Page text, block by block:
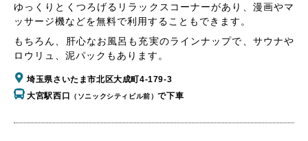
ゆっくりとくつろげるリラックスコーナーがあり、漫画やマ
ッサージ機などを無料で利用することもできます。
もちろん、肝心なお風呂も充実のラインナップで、サウナや
ロウリュ、泥パックもあります。
埼玉県さいたま市北区大成町4-179-3
大宮駅西口
（ソニックシティビル前）で下車